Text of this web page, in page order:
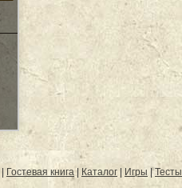
| Гостевая книга| Каталог | Игры |Тесты